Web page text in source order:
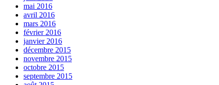
mai 2016
avril 2016
mars 2016
février 2016
janvier 2016
décembre 2015
novembre 2015
octobre 2015
septembre 2015